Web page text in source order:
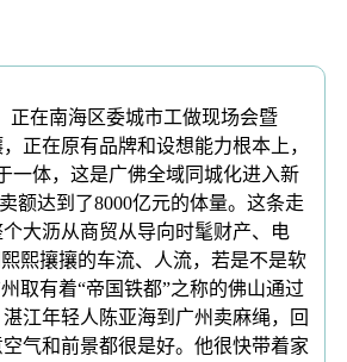
在南海区委城市工做现场会暨
正在原有品牌和设想能力根本上，
一体，这是广佛全域同城化进入新
额达到了8000亿元的体量。这条走
大沥从商贸从导向时髦财产、电
熙攘攘的车流、人流，若是不是软
取有着“帝国铁都”之称的佛山通过
江年轻人陈亚海到广州卖麻绳，回
气和前景都很是好。他很快带着家